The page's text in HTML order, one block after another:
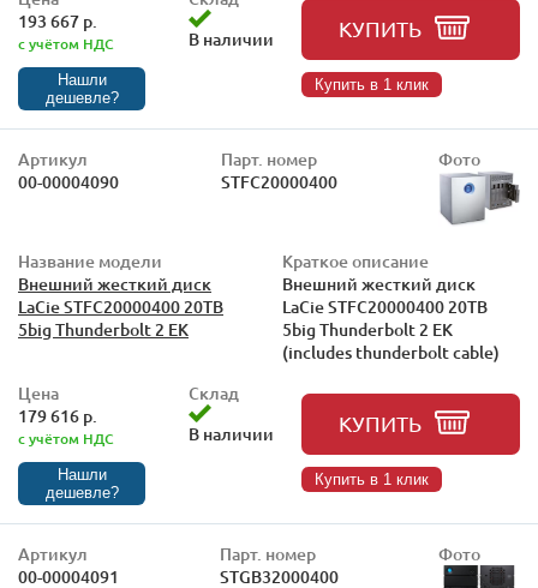
193 667 р.
с учётом НДС
Нашли
дешевле?
В наличии
КУПИТЬ
Купить в 1 клик
Артикул
00-00004090
Парт. номер
STFC20000400
Фото
Название модели
Внешний жесткий диск
LaCie STFC20000400 20TB
5big Thunderbolt 2 EK
Краткое описание
Внешний жесткий диск
LaCie STFC20000400 20TB
5big Thunderbolt 2 EK
(includes thunderbolt cable)
Цена
179 616 р.
с учётом НДС
Нашли
дешевле?
Склад
В наличии
КУПИТЬ
Купить в 1 клик
Артикул
00-00004091
Парт. номер
STGB32000400
Фото